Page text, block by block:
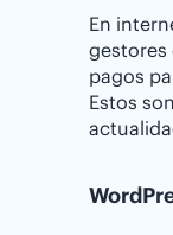
En
pagos
Estos